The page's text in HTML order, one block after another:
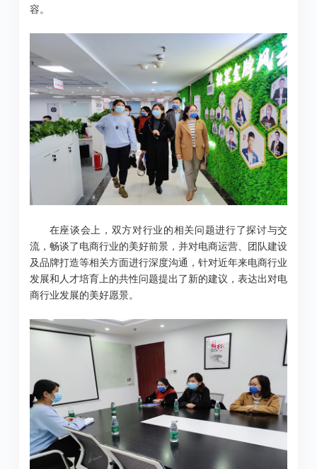
容。
在座谈会上，双方对行业的相关问题进行了探讨与交
流，畅谈了电商行业的美好前景，并对电商运营、团队建设
及品牌打造等相关方面进行深度沟通，针对近年来电商行业
发展和人才培育上的共性问题提出了新的建议，表达出对电
商行业发展的美好愿景。